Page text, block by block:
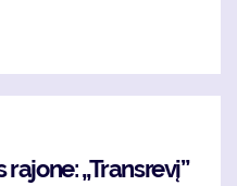
„Transrevį”